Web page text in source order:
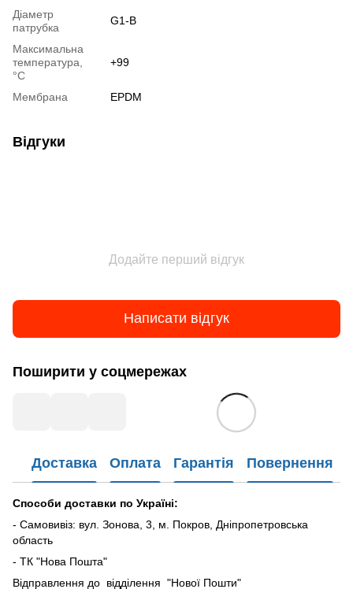
Діаметр
патрубка
G1-B
Максимальна
температура,
°С
+99
Мембрана EPDM
Відгуки
Додайте перший відгук
Написати відгук
Поширити у соцмережах
Доставка Оплата Гарантія Повернення
Способи доставки по Україні:
- Самовивіз: вул. Зонова, 3, м. Покров, Дніпропетровська
область
- ТК "Нова Пошта"
Відправлення до відділення "Нової Пошти"